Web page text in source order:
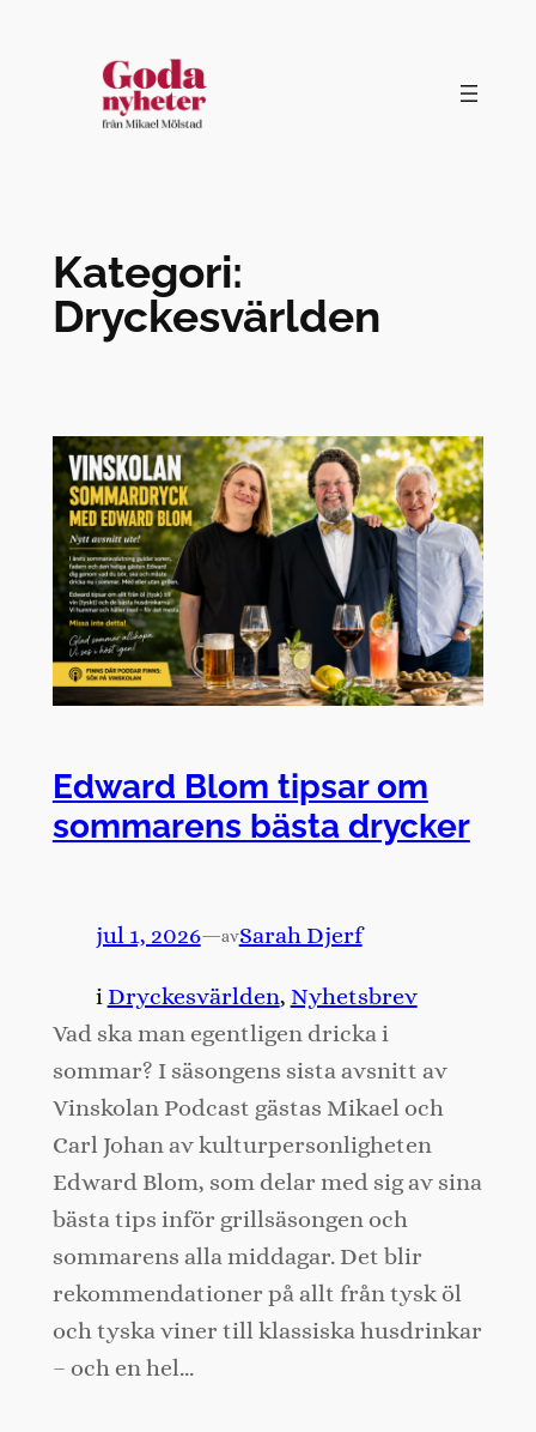
Kategori:
Dryckesvärlden
Edward Blom tipsar om
sommarens bästa drycker
jul 1, 2026—avSarah Djerf
i Dryckesvärlden, Nyhetsbrev
Vad ska man egentligen dricka i
sommar? I säsongens sista avsnitt av
Vinskolan Podcast gästas Mikael och
Carl Johan av kulturpersonligheten
Edward Blom, som delar med sig av sina
bästa tips inför grillsäsongen och
sommarens alla middagar. Det blir
rekommendationer på allt från tysk öl
och tyska viner till klassiska husdrinkar
– och en hel…